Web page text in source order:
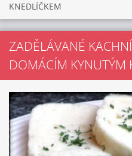
KNEDLÍČKEM
ZADĚLÁVANÉ
DOMÁCÍM KYNUTÝM